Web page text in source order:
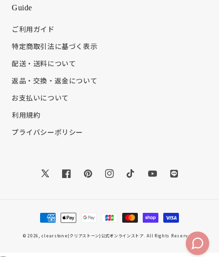
Guide
ご利用ガイド
特定商取引法に基づく表示
配送・送料について
返品・交換・返金について
お支払いについて
利用規約
プライバシーポリシー
TwitterFacebookPinterestInstagramTikTokYouTubeTranslation
決
済
方
© 2026,clearstone(クリアストーン)公式オンラインストア . All Rights Reserved.